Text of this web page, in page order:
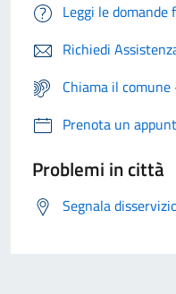
Leggi le domande
Richiedi
Chiama il
Prenota un
Problemi in città
Segnala